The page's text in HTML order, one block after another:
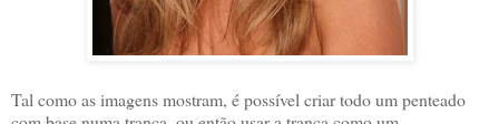
Tal como as imagens mostram, é possível criar todo um penteado